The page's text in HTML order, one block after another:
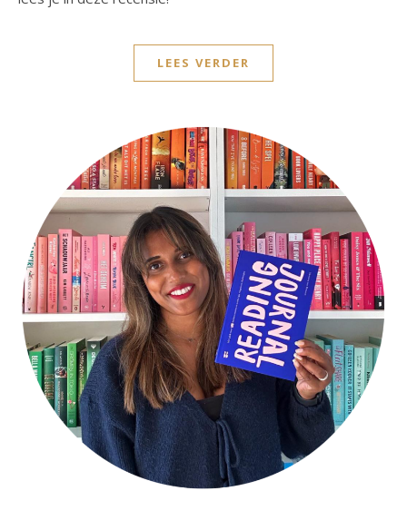
LEES VERDER